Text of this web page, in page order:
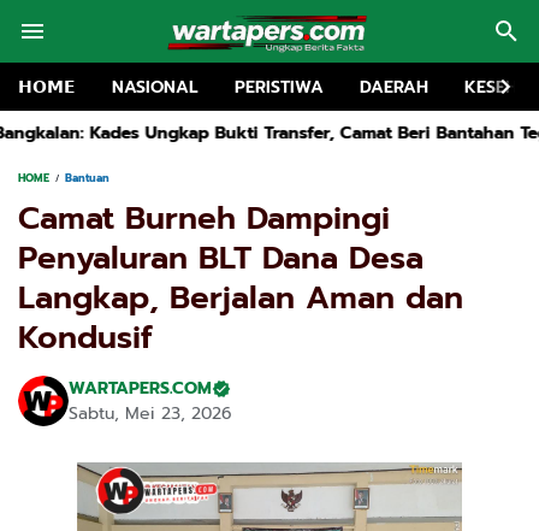
𝗛𝗢𝗠𝗘 NASIONAL PERISTIWA DAERAH
Transfer, Camat Beri Bantahan Tegas Kapolsek Kwanyar
HOME Bantuan
Camat Burneh Dampingi
Penyaluran BLT Dana Desa
Langkap, Berjalan Aman dan
Kondusif
WARTAPERS.COM
Sabtu, Mei 23, 2026